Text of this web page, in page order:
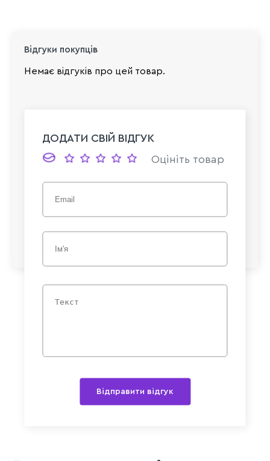
Відгуки покупців
Немає відгуків про цей товар.
ДОДАТИ СВІЙ ВІДГУК
Оцініть товар
Відправити відгук